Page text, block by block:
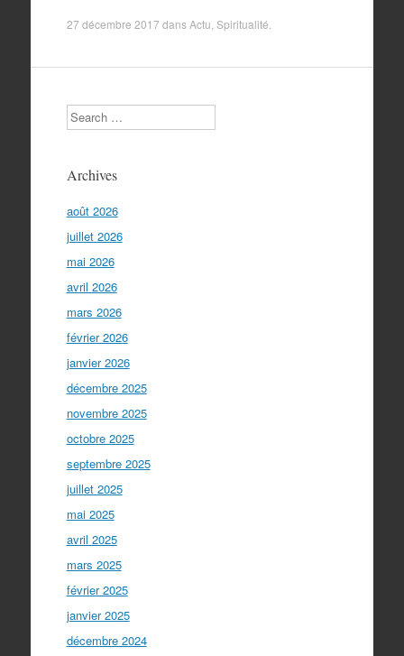
27 décembre 2017 dansActu Spiritualité
Search
Archives
août 2026
juillet 2026
mai 2026
avril 2026
mars 2026
février 2026
janvier 2026
décembre 2025
novembre 2025
octobre 2025
septembre 2025
juillet 2025
mai 2025
avril 2025
mars 2025
février 2025
janvier 2025
décembre 2024